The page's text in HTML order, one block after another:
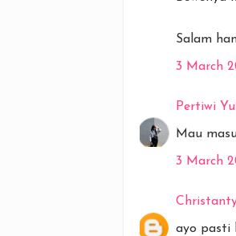
Salam
3 March
Pertiwi
Mau
3 March
ayo pasti